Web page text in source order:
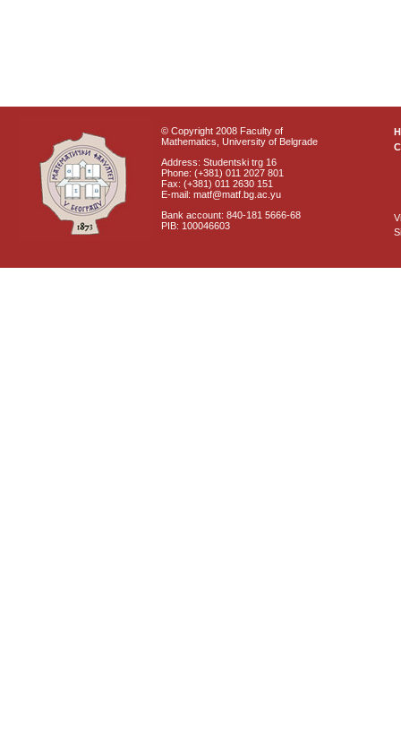
© Copyright 2008 Faculty of
Mathematics, University of Belgrade
Address: Studentski trg 16
Phone: (+381) 011 2027 801
Fax: (+381) 011 2630 151
E-mail: matf@matf.bg.ac.yu
Bank account: 840-181 5666-68
PIB: 100046603